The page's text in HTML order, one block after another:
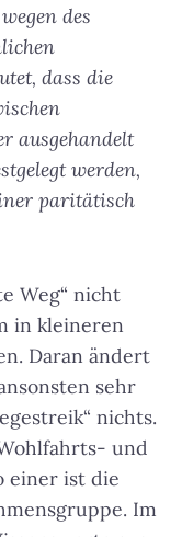
des
dass die
ausgehandelt
werden,
paritätisch
Weg“ nicht
in kleineren
Daran ändert
sehr
nichts.
und
einer ist die
Im